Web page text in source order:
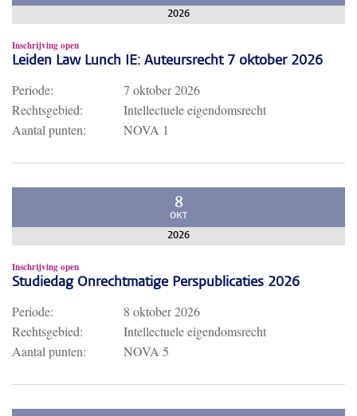
2026
Inschrijving open
Leiden Law Lunch IE: Auteursrecht 7 oktober 2026
Periode:
7 oktober 2026
Rechtsgebied:
Intellectuele eigendomsrecht
Aantal punten:
NOVA 1
8
OKT
2026
Inschrijving open
Studiedag Onrechtmatige Perspublicaties 2026
Periode:
8 oktober 2026
Rechtsgebied:
Intellectuele eigendomsrecht
Aantal punten:
NOVA 5